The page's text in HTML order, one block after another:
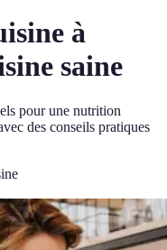
à
saine
pour une nutrition
des conseils pratiques